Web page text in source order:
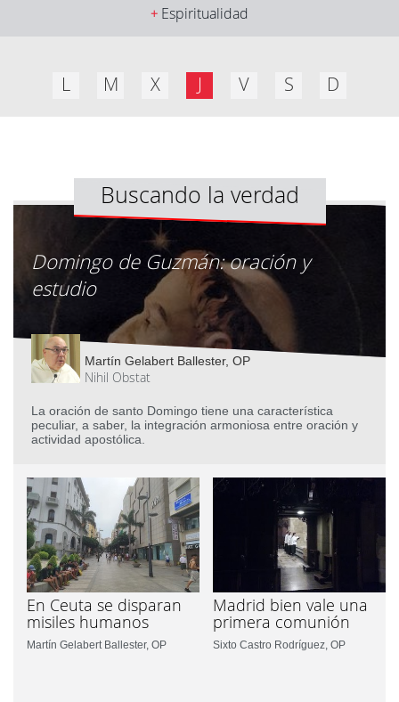
+ Espiritualidad
L M X J V S D
Buscando la verdad
Domingo de Guzmán: oración y
estudio
Martín Gelabert Ballester, OP
Nihil Obstat
La oración de santo Domingo tiene una característica
peculiar, a saber, la integración armoniosa entre oración y
actividad apostólica.
En Ceuta se disparan
misiles humanos
Martín Gelabert Ballester, OP
Madrid bien vale una
primera comunión
Sixto Castro Rodríguez, OP